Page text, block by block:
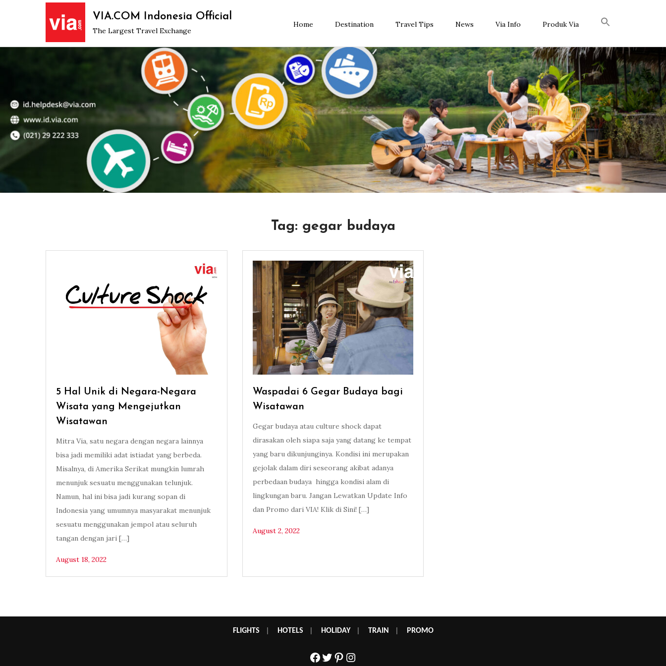
VIA.COM Indonesia Official
The Largest Travel Exchange
Home Destination Travel Tips News Via Info Produk Via
Tag: gegar budaya
5 Hal Unik di Negara-Negara
Wisata yang Mengejutkan
Wisatawan
Mitra Via, satu negara dengan negara lainnya
bisa jadi memiliki adat istiadat yang berbeda.
Misalnya, di Amerika Serikat mungkin lumrah
menunjuk sesuatu menggunakan telunjuk.
Namun, hal ini bisa jadi kurang sopan di
Indonesia yang umumnya masyarakat menunjuk
sesuatu menggunakan jempol atau seluruh
tangan dengan jari […]
August 18, 2022
Waspadai 6 Gegar Budaya bagi
Wisatawan
Gegar budaya atau culture shock dapat
dirasakan oleh siapa saja yang datang ke tempat
yang baru dikunjunginya. Kondisi ini merupakan
gejolak dalam diri seseorang akibat adanya
perbedaan budaya hingga kondisi alam di
lingkungan baru. Jangan Lewatkan Update Info
dan Promo dari VIA! Klik di Sini! […]
August 2, 2022
FLIGHTS HOTELS HOLIDAY| TRAIN PROMO
Facebook
Twitter
Pinterest
Instagram